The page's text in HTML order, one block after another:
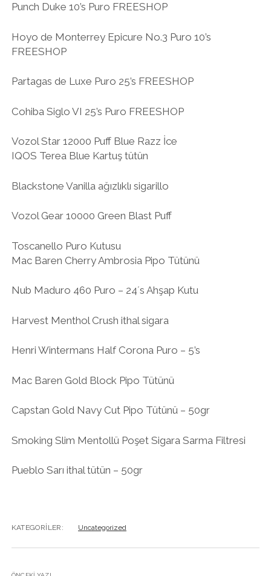
Punch Duke 10’s Puro FREESHOP
Hoyo de Monterrey Epicure No.3 Puro 10’s
FREESHOP
Partagas de Luxe Puro 25’s FREESHOP
Cohiba Siglo VI 25’s Puro FREESHOP
Vozol Star 12000 Puff Blue Razz İce
IQOS Terea Blue Kartuş tütün
Blackstone Vanilla ağızlıklı sigarillo
Vozol Gear 10000 Green Blast Puff
Toscanello Puro Kutusu
Mac Baren Cherry Ambrosia Pipo Tütünü
Nub Maduro 460 Puro – 24´s Ahşap Kutu
Harvest Menthol Crush ithal sigara
Henri Wintermans Half Corona Puro – 5’s
Mac Baren Gold Block Pipo Tütünü
Capstan Gold Navy Cut Pipo Tütünü – 50gr
Smoking Slim Mentollü Poşet Sigara Sarma Filtresi
Pueblo Sarı ithal tütün – 50gr
KATEGORILER: Uncategorized